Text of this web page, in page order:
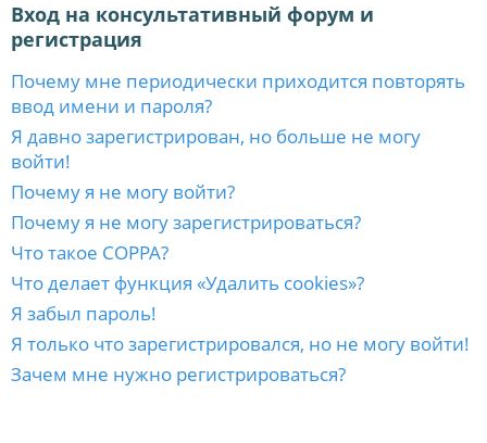
Вход на консультативный форум и
регистрация
Почему мне периодически приходится повторять
ввод имени и пароля?
Я давно зарегистрирован, но больше не могу
войти!
Почему я не могу войти?
Почему я не могу зарегистрироваться?
Что такое COPPA?
Что делает функция «Удалить cookies»?
Я забыл пароль!
Я только что зарегистрировался, но не могу войти!
Зачем мне нужно регистрироваться?